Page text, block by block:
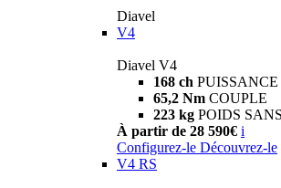
Diavel
V4
Diavel V4
168 ch PUISSANCE
65,2 Nm COUPLE
223 kg POIDS
À partir de 28 590€ i
Configurez-le Découvrez-le
V4 RS